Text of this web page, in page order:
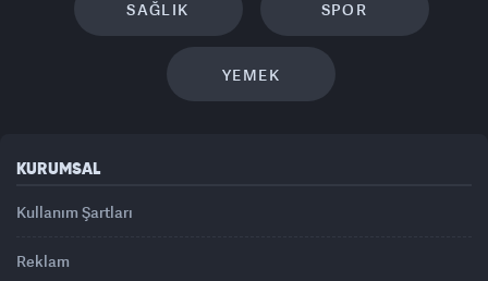
SAĞLIK SPOR
YEMEK
KURUMSAL
Kullanım Şartları
Reklam